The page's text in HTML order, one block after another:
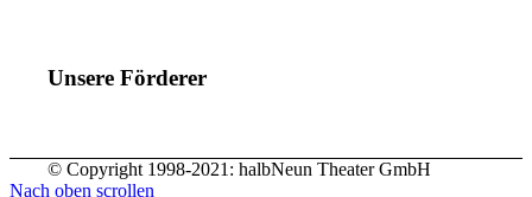
Unsere Förderer
© Copyright 1998-2021: halbNeun Theater GmbH
Nach oben scrollen